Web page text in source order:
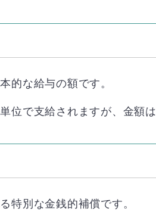
的な給与の額です。
位で支給されますが、金額は
特別な金銭的補償です。